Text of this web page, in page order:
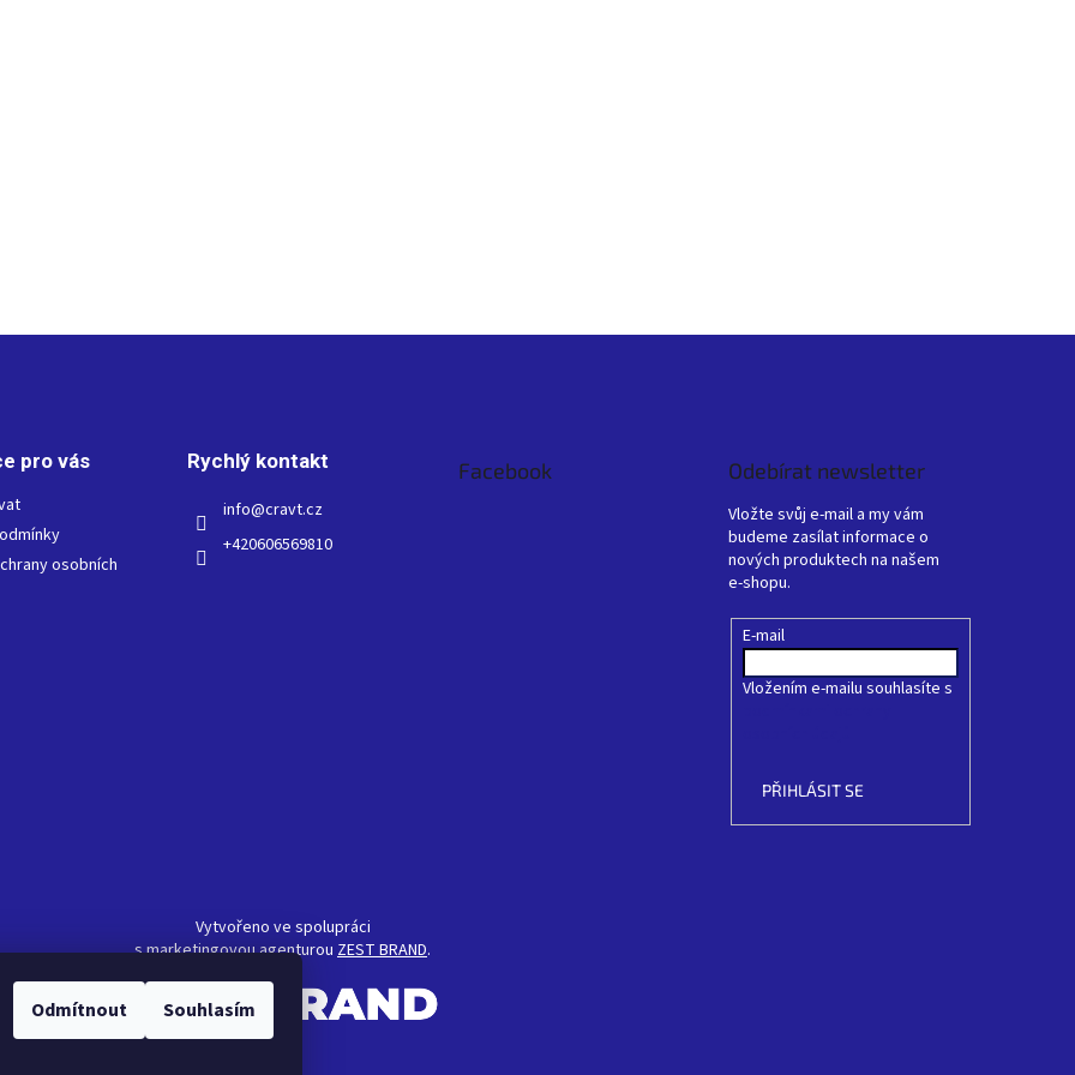
Odmítnout Souhlasím
pro vás
osobních
Rychlý kontakt
info@cravt.cz
+420606569810
Facebook Odebírat newsletter
Vložte svůj e-mail a my vám
budeme zasílat informace o
nových produktech na našem
e-shopu.
E-mail
Vložením e-mailu souhlasíte s
PŘIHLÁSIT SE
Vytvořeno ve spolupráci
s marketingovou agenturou ZEST BRAND.